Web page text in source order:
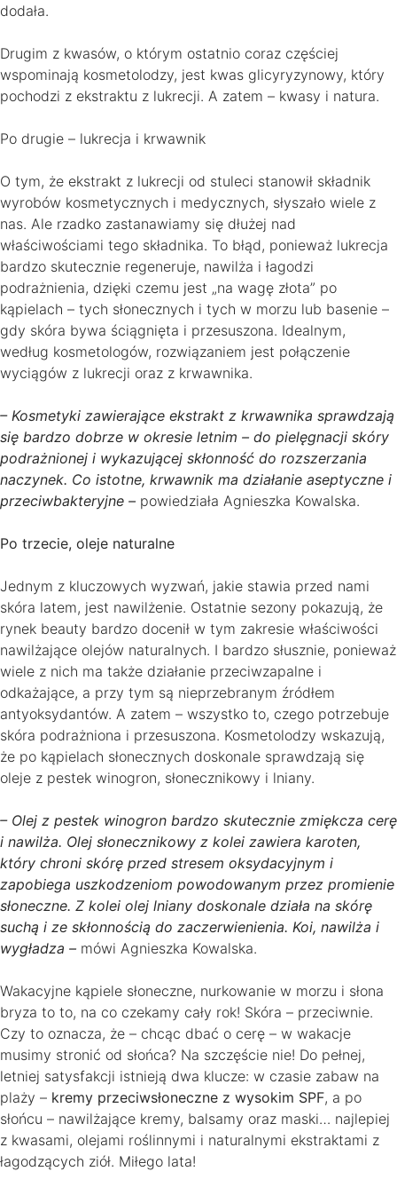
dodała.
Drugim z kwasów, o którym ostatnio coraz częściej
wspominają kosmetolodzy, jest kwas glicyryzynowy, który
pochodzi z ekstraktu z lukrecji. A zatem – kwasy i natura.
Po drugie – lukrecja i krwawnik
O tym, że ekstrakt z lukrecji od stuleci stanowił składnik
wyrobów kosmetycznych i medycznych, słyszało wiele z
nas. Ale rzadko zastanawiamy się dłużej nad
właściwościami tego składnika. To błąd, ponieważ lukrecja
bardzo skutecznie regeneruje, nawilża i łagodzi
podrażnienia, dzięki czemu jest „na wagę złota” po
kąpielach – tych słonecznych i tych w morzu lub basenie –
gdy skóra bywa ściągnięta i przesuszona. Idealnym,
według kosmetologów, rozwiązaniem jest połączenie
wyciągów z lukrecji oraz z krwawnika.
– Kosmetyki zawierające ekstrakt z krwawnika sprawdzają
się bardzo dobrze w okresie letnim – do pielęgnacji skóry
podrażnionej i wykazującej skłonność do rozszerzania
naczynek. Co istotne, krwawnik ma działanie aseptyczne i
przeciwbakteryjne – powiedziała Agnieszka Kowalska.
Po trzecie, oleje naturalne
Jednym z kluczowych wyzwań, jakie stawia przed nami
skóra latem, jest nawilżenie. Ostatnie sezony pokazują, że
rynek beauty bardzo docenił w tym zakresie właściwości
nawilżające olejów naturalnych. I bardzo słusznie, ponieważ
wiele z nich ma także działanie przeciwzapalne i
odkażające, a przy tym są nieprzebranym źródłem
antyoksydantów. A zatem – wszystko to, czego potrzebuje
skóra podrażniona i przesuszona. Kosmetolodzy wskazują,
że po kąpielach słonecznych doskonale sprawdzają się
oleje z pestek winogron, słonecznikowy i lniany.
– Olej z pestek winogron bardzo skutecznie zmiękcza cerę
i nawilża. Olej słonecznikowy z kolei zawiera karoten,
który chroni skórę przed stresem oksydacyjnym i
zapobiega uszkodzeniom powodowanym przez promienie
słoneczne. Z kolei olej lniany doskonale działa na skórę
suchą i ze skłonnością do zaczerwienienia. Koi, nawilża i
wygładza – mówi Agnieszka Kowalska.
Wakacyjne kąpiele słoneczne, nurkowanie w morzu i słona
bryza to to, na co czekamy cały rok! Skóra – przeciwnie.
Czy to oznacza, że – chcąc dbać o cerę – w wakacje
musimy stronić od słońca? Na szczęście nie! Do pełnej,
letniej satysfakcji istnieją dwa klucze: w czasie zabaw na
plaży – kremy przeciwsłoneczne z wysokim SPF, a po
słońcu – nawilżające kremy, balsamy oraz maski… najlepiej
z kwasami, olejami roślinnymi i naturalnymi ekstraktami z
łagodzących ziół. Miłego lata!